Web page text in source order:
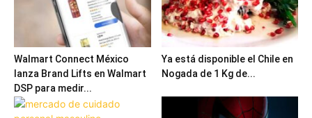
Walmart Connect México
lanza Brand Lifts en Walmart
DSP para medir...
Ya está disponible el Chile en
Nogada de 1 Kg de...